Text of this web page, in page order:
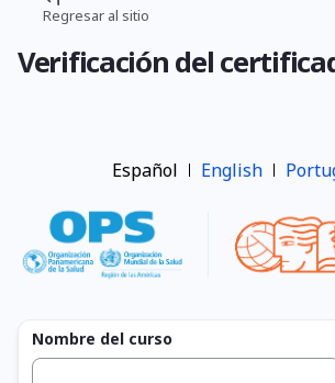
Pasar
contenido
Ruta
de
Regresar al sitio
Verificación del
Español English
Nombre del curso